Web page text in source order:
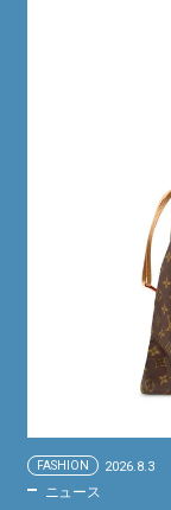
FASHION 2026.8.3
ニュース